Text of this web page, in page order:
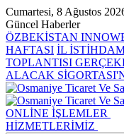
Cumartesi, 8 Ağustos
Güncel Haberler
ÖZBEKİSTAN
HAFTASI İL
TOPLANTISI
ALACAK
ONLİNE İŞLEMLER
HİZMETLERİMİZ